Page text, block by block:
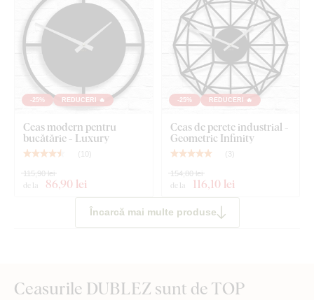
-25% REDUCERI 🔥
Ceas modern pentru
bucătărie - Luxury
( 10)
de la 86,90 lei
115,90 lei
-25% REDUCERI 🔥
Ceas de perete industrial -
Geometric Infinity
( 3)
de la 116,10 lei
154,80 lei
Încarcă mai multe produse
Ceasurile DUBLEZ sunt de TOP